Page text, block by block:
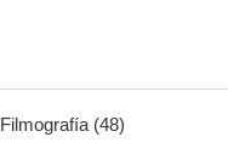
Filmografía (48)